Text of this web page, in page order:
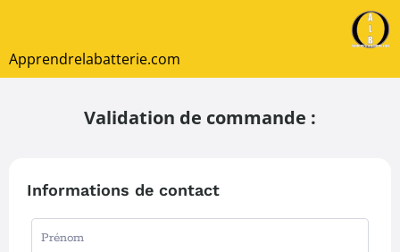
Apprendrelabatterie.com
Validation de commande :
Informations de contact